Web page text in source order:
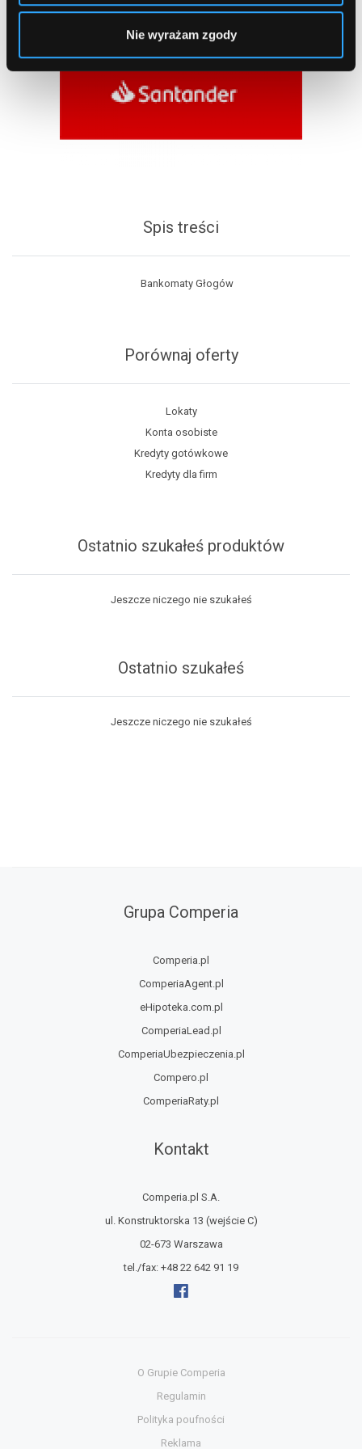
Nie wyrażam zgody
Spis treści
Bankomaty Głogów
Porównaj oferty
Lokaty
Konta osobiste
Kredyty gotówkowe
Kredyty dla firm
Ostatnio szukałeś produktów
Jeszcze niczego nie szukałeś
Ostatnio szukałeś
Jeszcze niczego nie szukałeś
Grupa Comperia
Comperia.pl
ComperiaAgent.pl
eHipoteka.com.pl
ComperiaLead.pl
ComperiaUbezpieczenia.pl
Compero.pl
ComperiaRaty.pl
Kontakt
Comperia.pl S.A.
ul. Konstruktorska 13 (wejście C)
02-673 Warszawa
tel./fax: +48 22 642 91 19
O Grupie Comperia
Regulamin
Polityka poufności
Reklama